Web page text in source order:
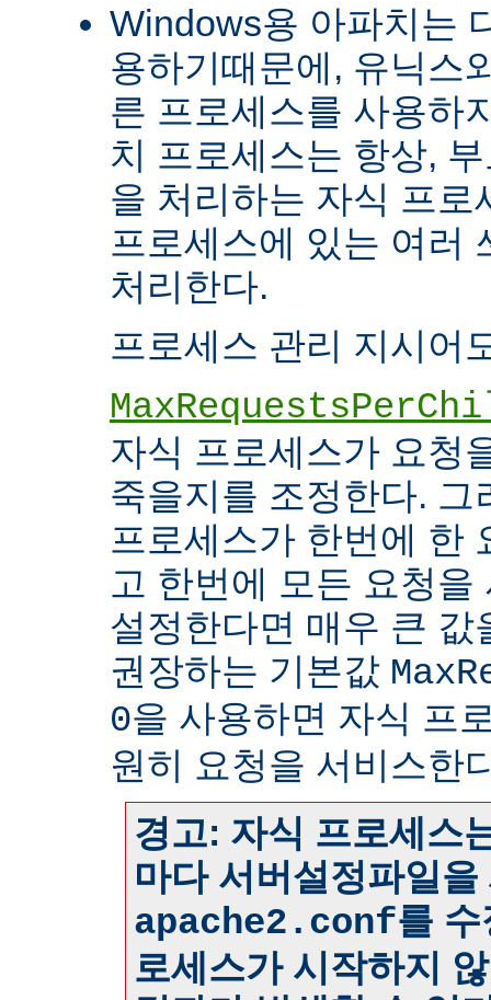
Windows용 아파치는
용하기때문에, 유닉스
른 프로세스를 사용하
치 프로세스는 항상,
을 처리하는 자식 프로
프로세스에 있는 여러
처리한다.
프로세스 관리 지시어
자식 프로세스가 요청
죽을지를 조정한다. 그
프로세스가 한번에 한
고 한번에 모든 요청
설정한다면 매우 큰 값
권장하는 기본값
0을 사용하면 자식 프
원히 요청을 서비스한
경고: 자식 프로세스
마다 서버설정파일
apache2.conf를
로세스가 시작하지